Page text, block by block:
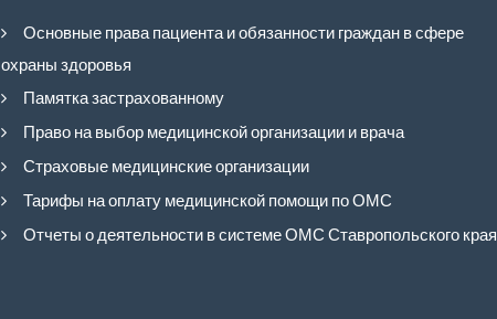
Основные права пациента и обязанности граждан в сфере
охраны здоровья
Памятка застрахованному
Право на выбор медицинской организации и врача
Страховые медицинские организации
Тарифы на оплату медицинской помощи по ОМС
Отчеты о деятельности в системе ОМС Ставропольского края